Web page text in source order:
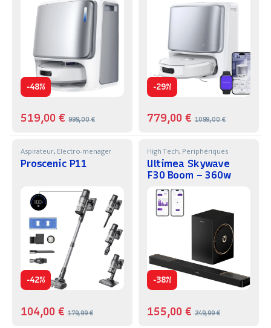
-48%
519,00€ 999,00€
-29%
779,00€ 1099,00€
Aspirateur, Electro-menager
Proscenic P11
-42%
104,00€ 179,99€
High Tech, Periphériques
Ultimea Skywave
F30 Boom – 360w
-38%
155,00€ 249,99€